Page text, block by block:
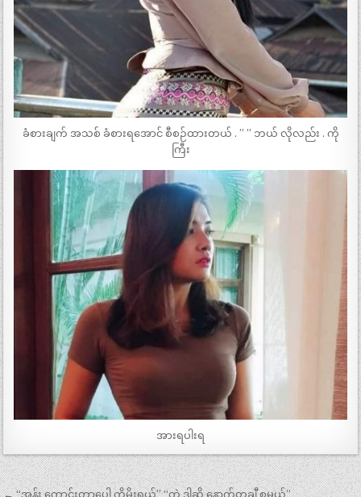
ခံစားချက် အသစ် ခံစားရအောင် စီစဉ်ထားတယ် . ” ” ဘယ် လိုလည်း . ကို
ကြီး
အားရပါးရ
← “အွန်း ကောင်းတာပေါ့ ကိုမိုးရယ်” “ကဲ ဒါဆို နောက်တချီ စမယ်”